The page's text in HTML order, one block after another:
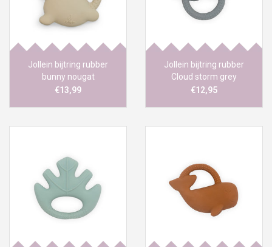
Jollein bijtring rubber
bunny nougat
€13,99
Jollein bijtring rubber
Cloud storm grey
€12,95